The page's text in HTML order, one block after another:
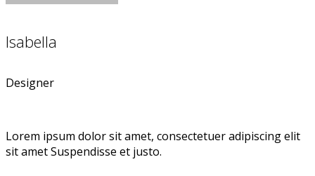
Isabella
Designer
Lorem ipsum dolor sit amet, consectetuer adipiscing elit
sit amet Suspendisse et justo.